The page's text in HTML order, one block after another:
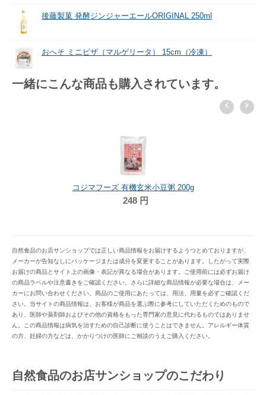
後藤製菓 発酵ジンジャーエールORIGINAL 250ml
おへそ ミニピザ（マルゲリータ） 15cm（冷凍）
一緒にこんな商品も購入されています。
コジマフーズ 有機玄米小豆粥 200g
248 円
自然食品のお店サンショップでは正しい商品情報をお届けするようつとめておりますが、
メーカーが告知なしにパッケージまたは成分を変更することがあります。したがって実際
お届けの商品とサイト上の画像・表記が異なる場合があります。ご使用前には必ずお届け
の商品ラベルや注意書きをご確認ください。さらに詳細な商品情報が必要な場合は、メー
カーにお問い合わせください。商品のご使用にあたっては、用法、用量を必ずご確認くだ
さい。当サイトの商品情報は、お客様が商品を選ぶ際に参考にしていただくためのもので
あり、医師や薬剤師およびその他の資格をもった専門家の意見に代わるものではありませ
ん。この商品情報は病気を治すための自己診断に使うことはできません。アレルギー体質
の方、妊婦の方などは、かかりつけの医師にご相談のうえご購入ください。
自然食品のお店サンショップのこだわり